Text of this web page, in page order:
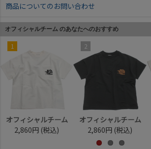
商品についてのお問い合わせ
オフィシャルチーム のあなたへのおすすめ
1
オフィシャルチーム
2,860円 (税込)
2
オフィシャルチーム
2,860円 (税込)